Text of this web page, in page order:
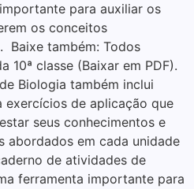
para auxiliar os
os conceitos
Baixe também: Todos
10ª classe (Baixar em PDF).
Biologia também inclui
exercícios de aplicação que
seus conhecimentos e
abordados em cada unidade
de atividades de
ferramenta importante para